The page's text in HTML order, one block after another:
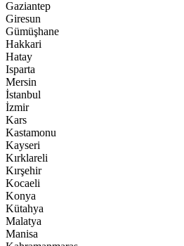
Gaziantep
Giresun
Gümüşhane
Hakkari
Hatay
Isparta
Mersin
İstanbul
İzmir
Kars
Kastamonu
Kayseri
Kırklareli
Kırşehir
Kocaeli
Konya
Kütahya
Malatya
Manisa